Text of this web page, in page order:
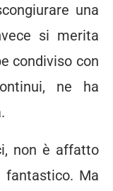
una
si merita
condiviso con
ne ha
non è affatto
Ma